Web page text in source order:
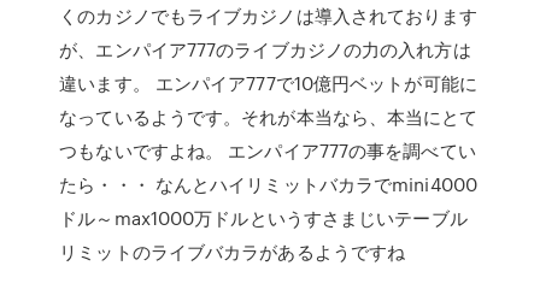
くのカジノでもライブカジノは導入されております
が、エンパイア777のライブカジノの力の入れ方は
違います。 エンパイア777で10億円ベットが可能に
なっているようです。それが本当なら、本当にとて
つもないですよね。 エンパイア777の事を調べてい
たら・・・ なんとハイリミットバカラでmini4000
ドル～max1000万ドルというすさまじいテーブル
リミットのライブバカラがあるようですね